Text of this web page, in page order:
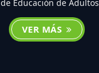
de Educación de Adultos
VER MÁS